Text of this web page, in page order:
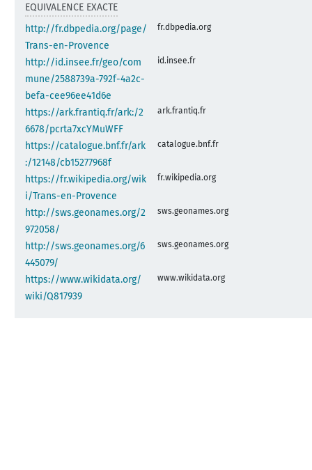
EQUIVALENCE EXACTE
http://fr.dbpedia.org/page/
Trans-en-Provence
fr.dbpedia.org
http://id.insee.fr/geo/com
mune/2588739a-792f-4a2c-
befa-cee96ee41d6e
id.insee.fr
https://ark.frantiq.fr/ark:/2
6678/pcrta7xcYMuWFF
ark.frantiq.fr
https://catalogue.bnf.fr/ark
:/12148/cb15277968f
catalogue.bnf.fr
https://fr.wikipedia.org/wik
i/Trans-en-Provence
fr.wikipedia.org
http://sws.geonames.org/2
972058/
sws.geonames.org
http://sws.geonames.org/6
445079/
sws.geonames.org
https://www.wikidata.org/
wiki/Q817939
www.wikidata.org